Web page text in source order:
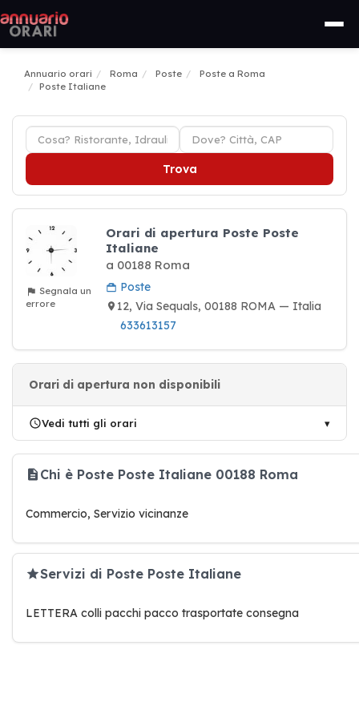
Annuario orari Roma Poste
Poste a Roma
Poste Italiane
Trova
Segnala un
errore
Orari di apertura Poste Poste
Italiane
a 00188 Roma
Poste
12, Via Sequals, 00188 ROMA — Italia
633613157
Orari di apertura non disponibili
Vedi tutti gli orari
Chi è Poste Poste Italiane 00188 Roma
Commercio, Servizio vicinanze
Servizi di Poste Poste Italiane
LETTERA colli pacchi pacco trasportate consegna